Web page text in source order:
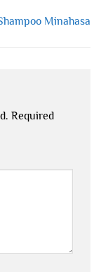
Minahasa
Required